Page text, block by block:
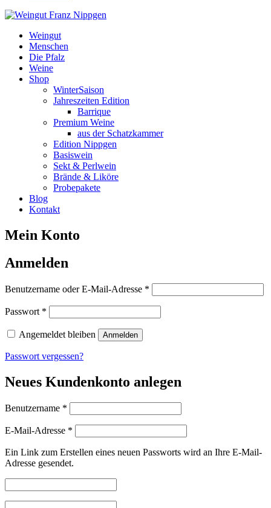
Weingut
Menschen
Die Pfalz
Weine
Shop
WinterSaison
Jahreszeiten Edition
Barrique
Premium Weine
aus der Schatzkammer
Edition Nippgen
Basiswein
Sekt & Perlwein
Brände & Liköre
Probepakete
Blog
Kontakt
Mein Konto
Anmelden
Benutzername oder E-Mail-Adresse *
Passwort *
Angemeldet bleiben Anmelden
Passwort vergessen?
Neues Kundenkonto anlegen
Benutzername *
E-Mail-Adresse *
Ein Link zum Erstellen eines neuen Passworts wird an Ihre E-Mail-
Adresse gesendet.